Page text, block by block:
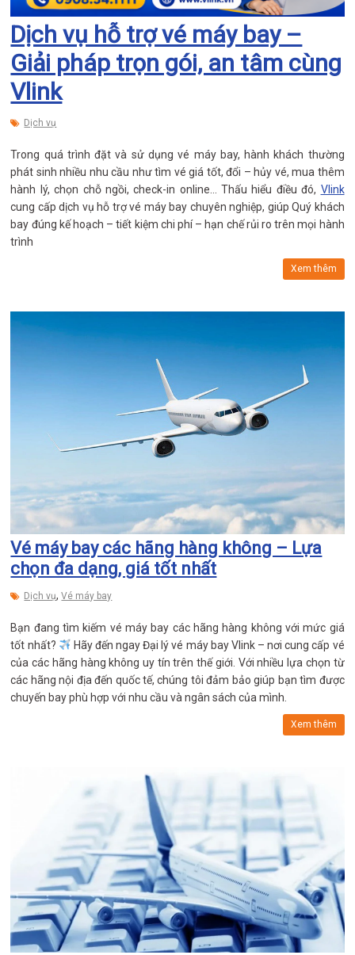
Dịch vụ hỗ trợ vé máy bay –
Giải pháp trọn gói, an tâm cùng
Vlink
Dịch vụ
Trong quá trình đặt và sử dụng vé máy bay, hành khách thường
phát sinh nhiều nhu cầu như tìm vé giá tốt, đổi – hủy vé, mua thêm
hành lý, chọn chỗ ngồi, check-in online… Thấu hiểu điều đó, Vlink
cung cấp dịch vụ hỗ trợ vé máy bay chuyên nghiệp, giúp Quý khách
bay đúng kế hoạch – tiết kiệm chi phí – hạn chế rủi ro trên mọi hành
trình
Xem thêm
Vé máy bay các hãng hàng không – Lựa
chọn đa dạng, giá tốt nhất
Dịch vụ,Vé máy bay
Bạn đang tìm kiếm vé máy bay các hãng hàng không với mức giá
tốt nhất?
Hãy đến ngay Đại lý vé máy bay Vlink – nơi cung cấp vé
của các hãng hàng không uy tín trên thế giới. Với nhiều lựa chọn từ
các hãng nội địa đến quốc tế, chúng tôi đảm bảo giúp bạn tìm được
chuyến bay phù hợp với nhu cầu và ngân sách của mình.
Xem thêm